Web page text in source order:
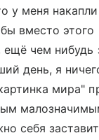
у меня
вместо этого
ещё чем нибудь
день, я
мира"
себя